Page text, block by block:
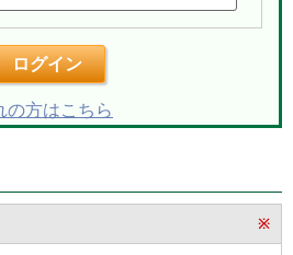
ログイン
方はこちら
※